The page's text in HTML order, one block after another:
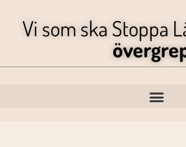
Vi som ska Stoppa